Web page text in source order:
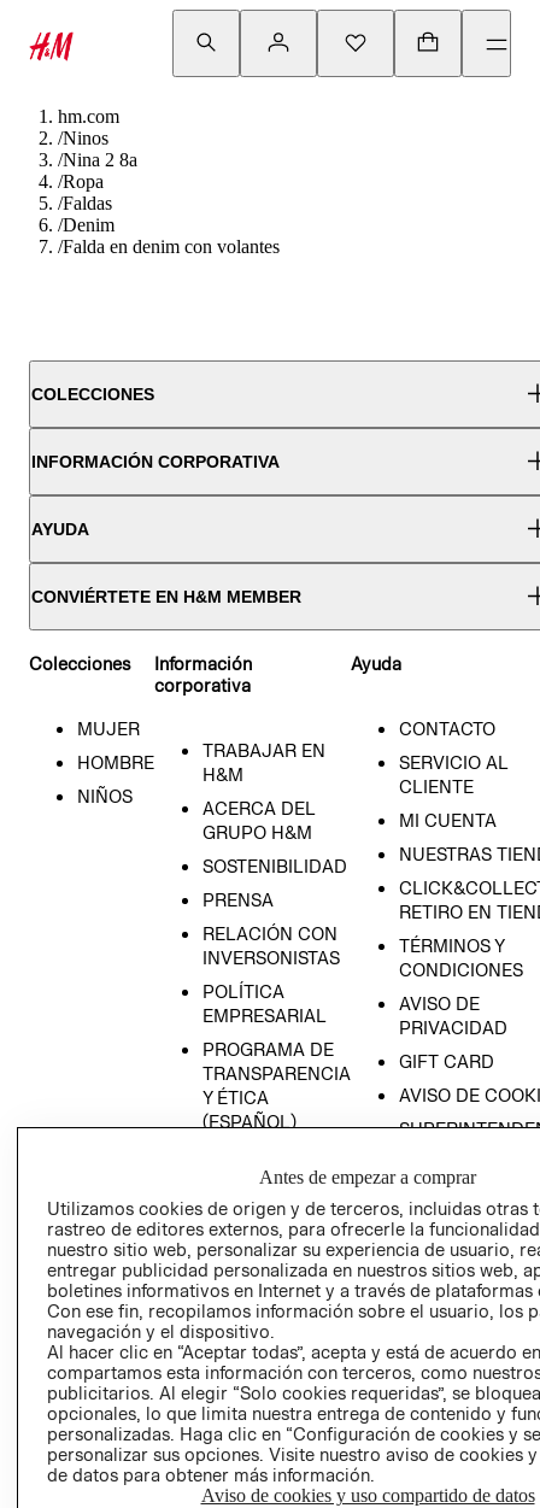
hm.com
/Ninos
/Nina 2 8a
/Ropa
/Faldas
/Denim
/Falda en denim con volantes
COLECCIONES
INFORMACIÓN CORPORATIVA
AYUDA
CONVIÉRTETE EN H&M MEMBER
Colecciones
MUJER
HOMBRE
NIÑOS
Información
corporativa
TRABAJAR EN
H&M
ACERCA DEL
GRUPO H&M
SOSTENIBILIDAD
PRENSA
RELACIÓN CON
INVERSONISTAS
POLÍTICA
EMPRESARIAL
PROGRAMA DE
TRANSPARENCIA
Y ÉTICA
(ESPAÑOL)
TRANSPARENCIA
Y ÉTICA (INGLÉS)
Ayuda
CONTACTO
SERVICIO AL
CLIENTE
MI CUENTA
NUESTRAS
RETIRO EN
TÉRMINOS Y
CONDICIONES
AVISO DE
PRIVACIDAD
GIFT CARD
AVISO DE
COMERCIO - SIC
PETICIONES
QUEJAS Y
RECLAMOS
Colombia ($)
CAMBIAR REGIÓN
Antes de empezar a comprar
Utilizamos cookies de origen y de terceros, incluidas otras
rastreo de editores externos, para ofrecerle la
nuestro sitio web, personalizar su experiencia de usuario,
entregar publicidad personalizada en nuestros sitios web,
boletines informativos en Internet y a través de plataformas
Con ese fin, recopilamos información sobre el usuario, los
navegación y el dispositivo.
Al hacer clic en “Aceptar todas”, acepta y está de acuerdo
compartamos esta información con terceros, como
publicitarios. Al elegir “Solo cookies requeridas”, se
opcionales, lo que limita nuestra entrega de contenido y
personalizadas. Haga clic en “Configuración de cookies y
personalizar sus opciones. Visite nuestro aviso de cookies
de datos para obtener más información.
Aviso de cookies y uso compartido de datos